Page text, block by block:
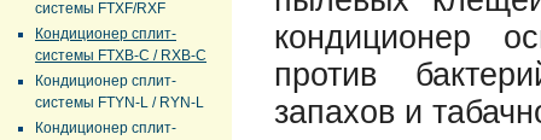
системы FTXF/RXF
Кондиционер сплит-
системы FTXB-C / RXB-C
Кондиционер сплит-
системы FTYN-L / RYN-L
Кондиционер сплит-
кондиционер
против
запахов и